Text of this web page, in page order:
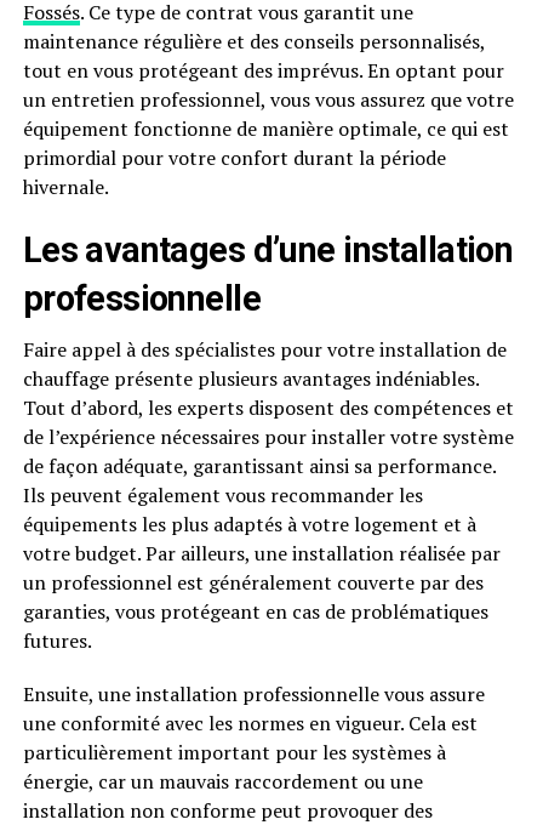
Fossés. Ce type de contrat vous garantit une
maintenance régulière et des conseils personnalisés,
tout en vous protégeant des imprévus. En optant pour
un entretien professionnel, vous vous assurez que votre
équipement fonctionne de manière optimale, ce qui est
primordial pour votre confort durant la période
hivernale.
Les avantages d’une installation
professionnelle
Faire appel à des spécialistes pour votre installation de
chauffage présente plusieurs avantages indéniables.
Tout d’abord, les experts disposent des compétences et
de l’expérience nécessaires pour installer votre système
de façon adéquate, garantissant ainsi sa performance.
Ils peuvent également vous recommander les
équipements les plus adaptés à votre logement et à
votre budget. Par ailleurs, une installation réalisée par
un professionnel est généralement couverte par des
garanties, vous protégeant en cas de problématiques
futures.
Ensuite, une installation professionnelle vous assure
une conformité avec les normes en vigueur. Cela est
particulièrement important pour les systèmes à
énergie, car un mauvais raccordement ou une
installation non conforme peut provoquer des